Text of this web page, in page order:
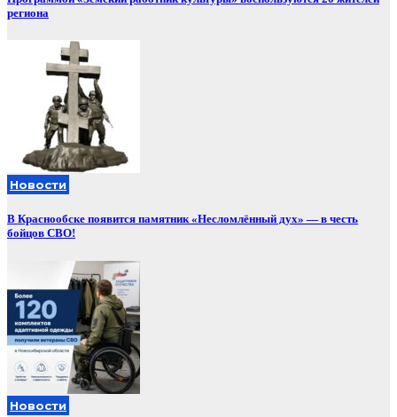
региона
Новости
В Краснообске появится памятник «Несломлённый дух» — в честь
бойцов СВО!
Новости